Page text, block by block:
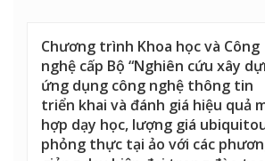
Chương trình Khoa học và Công
nghệ cấp Bộ “Nghiên cứu xây
ứng dụng công nghệ thông tin
triển khai và đánh giá hiệu quả
hợp dạy học, lượng giá
phỏng thực tại ảo với các